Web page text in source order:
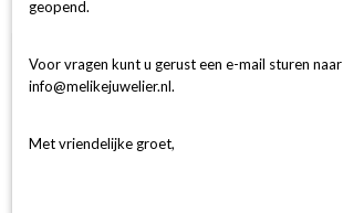
Ook interessant
geopend.
Voor vragen kunt u gerust een e-mail sturen naar
info@melikejuwelier.nl.
Met vriendelijke groet,